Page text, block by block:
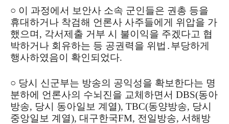
○ 이 과정에서 보안사 소속 군인들은 권총 등을
휴대하거나 착검해 언론사 사주들에게 위압을 가
했으며, 각서제출 거부 시 불이익을 주겠다고 협
박하거나 회유하는 등 공권력을 위법․부당하게
행사하였음이 확인되었다.
○ 당시 신군부는 방송의 공익성을 확보한다는 명
분하에 언론사의 수뇌진을 교체하면서 DBS(동아
방송, 당시 동아일보 계열), TBC(동양방송, 당시
중앙일보 계열), 대구한국FM, 전일방송, 서해방